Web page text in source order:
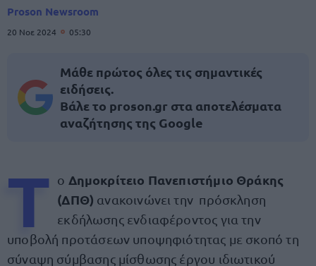
Proson Newsroom
20 Νοε 2024 05:30
Μάθε πρώτος όλες τις σημαντικές
ειδήσεις.
Βάλε το proson.gr στα αποτελέσματα
αναζήτησης της Google
Τ ο Δημοκρίτειο Πανεπιστήμιο Θράκης
(ΔΠΘ) ανακοινώνει την πρόσκληση
εκδήλωσης ενδιαφέροντος για την
υποβολή προτάσεων υποψηφιότητας με σκοπό τη
σύναψη σύμβασης μίσθωσης έργου ιδιωτικού